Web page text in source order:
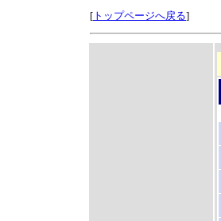
[ トップページへ戻る]